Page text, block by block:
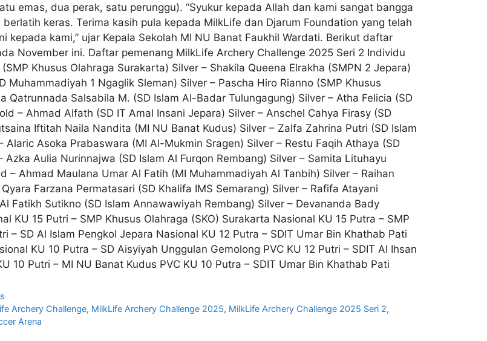
emas, dua perak, satu perunggu). “Syukur kepada Allah dan kami sangat bangga
keras. Terima kasih pula kepada MilkLife dan Djarum Foundation yang telah
kami,” ujar Kepala Sekolah MI NU Banat Faukhil Wardati. Berikut daftar
November ini. Daftar pemenang MilkLife Archery Challenge 2025 Seri 2 Individu
Khusus Olahraga Surakarta) Silver – Shakila Queena Elrakha (SMPN 2 Jepara)
Muhammadiyah 1 Ngaglik Sleman) Silver – Pascha Hiro Rianno (SMP Khusus
Qatrunnada Salsabila M. (SD Islam Al-Badar Tulungagung) Silver – Atha Felicia (SD
– Ahmad Alfath (SD IT Amal Insani Jepara) Silver – Anschel Cahya Firasy (SD
Iftitah Naila Nandita (MI NU Banat Kudus) Silver – Zalfa Zahrina Putri (SD Islam
Asoka Prabaswara (MI Al-Mukmin Sragen) Silver – Restu Faqih Athaya (SD
Aulia Nurinnajwa (SD Islam Al Furqon Rembang) Silver – Samita Lituhayu
– Ahmad Maulana Umar Al Fatih (MI Muhammadiyah Al Tanbih) Silver – Raihan
Farzana Permatasari (SD Khalifa IMS Semarang) Silver – Rafifa Atayani
Fatikh Sutikno (SD Islam Annawawiyah Rembang) Silver – Devananda Bady
KU 15 Putri – SMP Khusus Olahraga (SKO) Surakarta Nasional KU 15 Putra – SMP
– SD Al Islam Pengkol Jepara Nasional KU 12 Putra – SDIT Umar Bin Khathab Pati
KU 10 Putra – SD Aisyiyah Unggulan Gemolong PVC KU 12 Putri – SDIT Al Ihsan
10 Putri – MI NU Banat Kudus PVC KU 10 Putra – SDIT Umar Bin Khathab Pati
Archery Challenge, MilkLife Archery Challenge 2025, MilkLife Archery Challenge 2025 Seri 2,
Arena